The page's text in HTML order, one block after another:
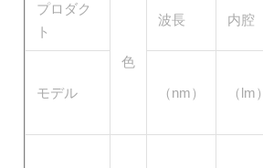
プロダク
ト
色
波長
内腔
モデル （nm） （lm）